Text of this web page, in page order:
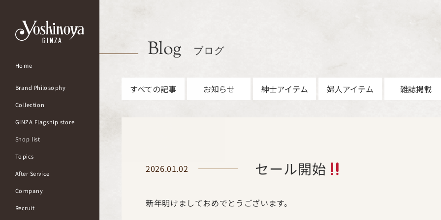
Home
Brand Philosophy
Collection
GINZA Flagship store
Shop list
Topics
After Service
Company
Recruit
Blog ブログ
すべての記事 お知らせ 紳士アイテム 婦人アイテム 雑誌掲載
2026.01.02 セール開始
新年明けましておめでとうございます。